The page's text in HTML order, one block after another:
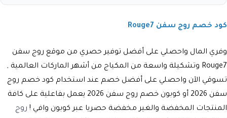
كود خصم روج سفن Rouge7
وفري المال واحصلي على أفضل توفير حصري من موقع روج سفن
Rouge7 وتشكيلة واسعة من المكياج من أشهر الماركات العالمية ,
تسوقي الآن واحصلي على أفضل خصم عند استخدام كود خصم روج
سفن 2026 أو كوبون خصم روج سفن 2026 يعمل بفاعلية على كافة
المنتجات المخفضة والغير مخفضة حصريا عبر كوبون وافي ! روج